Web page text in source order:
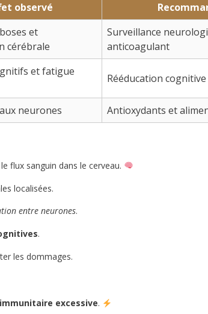
observé
et
cérébrale
Surveillance
anticoagulant
et fatigue
Rééducation
neurones Antioxydants et
flux sanguin dans le cerveau.
localisées.
entre neurones.
.
les dommages.
excessive.